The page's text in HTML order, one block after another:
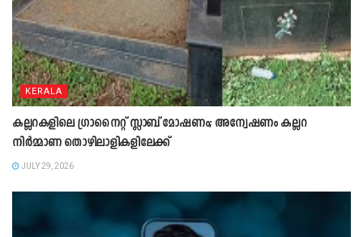
KERALA
കല്ലറകളിലെ ഗ്രാനൈറ്റ് സ്ലാബ് മോഷണം; അന്വേഷണം കല്ലറ
നിർമ്മാണ തൊഴിലാളികളിലേക്ക്
JULY 29, 2026